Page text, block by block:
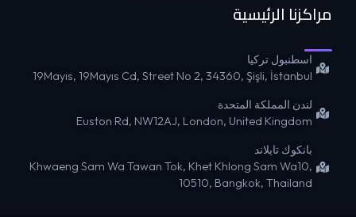
مراكزنا الرئيسية
اسطنبول تركيا
19Mayıs, 19Mayıs Cd, Street No 2, 34360, Şişli, İstanbul
لندن المملكة المتحدة
Euston Rd, NW12AJ, London, United Kingdom
بانكوك تايلاند
Khwaeng Sam Wa Tawan Tok, Khet Khlong Sam Wa10,
10510, Bangkok, Thailand